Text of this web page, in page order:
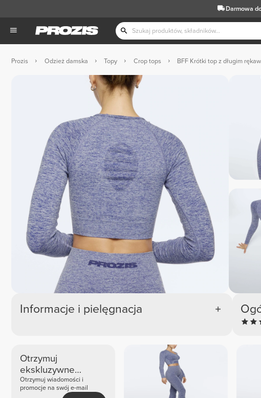
Darmowa
Prozis Odzież damska Topy Crop tops BFF Krótki top z długim
Informacje i pielęgnacja
Otrzymuj
ekskluzywne
nowości i oferty
Otrzymuj wiadomości i
promocje na swój e-mail